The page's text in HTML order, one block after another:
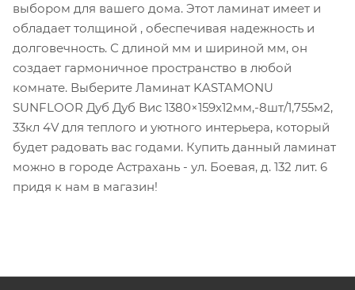
выбором для вашего дома. Этот ламинат имеет и
обладает толщиной , обеспечивая надежность и
долговечность. С длиной мм и шириной мм, он
создает гармоничное пространство в любой
комнате. Выберите Ламинат KASTAMONU
SUNFLOOR Дуб Дуб Вис 1380×159х12мм,-8шт/1,755м2,
33кл 4V для теплого и уютного интерьера, который
будет радовать вас годами. Купить данный ламинат
можно в городе Астрахань - ул. Боевая, д. 132 лит. 6
придя к нам в магазин!